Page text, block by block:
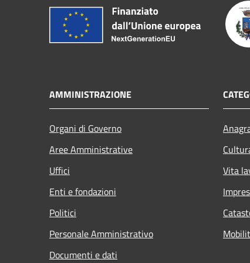
AMMINISTRAZIONE
Organi di Governo
Aree Amministrative
Uffici
Enti e fondazioni
Politici
Personale Amministrativo
Documenti e dati
Vita